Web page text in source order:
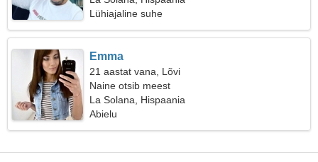
Lühiajaline suhe
Emma
21 aastat vana, Lõvi
Naine otsib meest
La Solana, Hispaania
Abielu